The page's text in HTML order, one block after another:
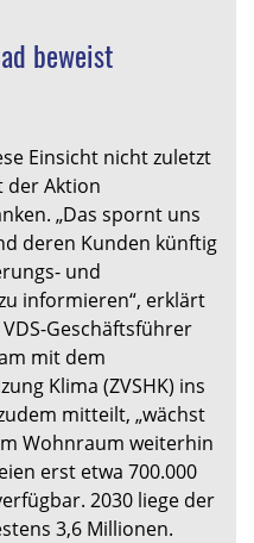
beweist
Einsicht nicht zuletzt
der Aktion
„Das spornt uns
deren Kunden künftig
und
informieren“, erklärt
VDS-Geschäftsführer
mit dem
Klima (ZVSHK) ins
mitteilt, „wächst
Wohnraum weiterhin
erst etwa 700.000
2030 liege der
3,6 Millionen.